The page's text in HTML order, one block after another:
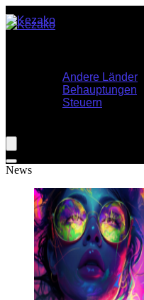
Andere Länder
Behauptungen
Steuern
News